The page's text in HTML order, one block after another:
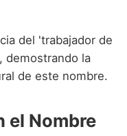
del 'trabajador de
demostrando la
de este nombre.
el Nombre